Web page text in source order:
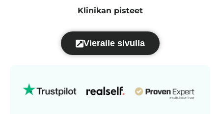
Klinikan pisteet
Vieraile sivulla